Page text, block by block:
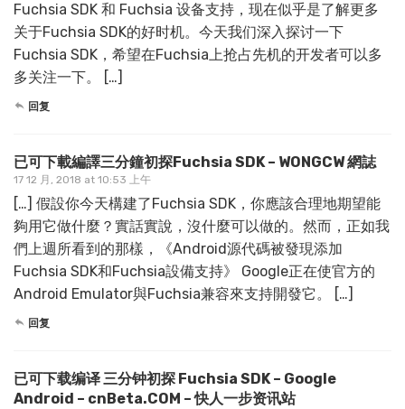
Fuchsia SDK 和 Fuchsia 设备支持，现在似乎是了解更多
关于Fuchsia SDK的好时机。今天我们深入探讨一下
Fuchsia SDK，希望在Fuchsia上抢占先机的开发者可以多
多关注一下。 […]
回复
已可下載編譯三分鐘初探Fuchsia SDK – WONGCW 網誌
17 12 月, 2018 at 10:53 上午
[…] 假設你今天構建了Fuchsia SDK，你應該合理地期望能
夠用它做什麼？實話實說，沒什麼可以做的。然而，正如我
們上週所看到的那樣，《Android源代碼被發現添加
Fuchsia SDK和Fuchsia設備支持》 Google正在使官方的
Android Emulator與Fuchsia兼容來支持開發它。 […]
回复
已可下载编译 三分钟初探 Fuchsia SDK – Google
Android – cnBeta.COM – 快人一步资讯站